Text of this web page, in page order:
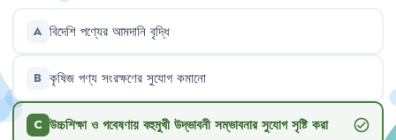
A বিদেশি পণ্যের আমদানি বৃদ্ধি
B কৃষিজ পণ্য সংরক্ষণের সুযোগ কমানো
C উচ্চশিক্ষা ও গবেষণায় বহুমুখী উদ্ভাবনী সম্ভাবনার সুযোগ সৃষ্টি করা check_circle